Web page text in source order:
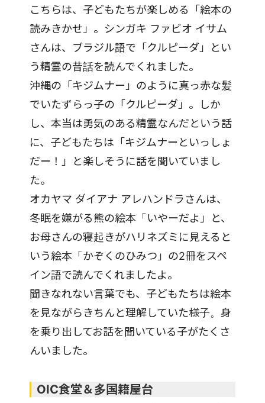
こちらは、子どもたちが楽しめる「絵本の
読みきかせ」。シンガキ ファビオ イサム
さんは、ブラジル語で「クルピーダ」とい
う精霊の昔話を読んでくれました。
沖縄の「キジムナー」のように真っ赤な髪
でいたずらっ子の「クルピーダ」。しか
し、本当は勇気のある精霊なんだという話
に、子どもたちは「キジムナーといっしょ
だー！」と楽しそうに話を聞いていまし
た。
オカヤマ ダイアナ アレハンドラさんは、
冬眠を嫌がる熊の絵本「いやーだよ」と、
お母さんの寝起きがハリネズミに見えると
いう絵本「かぞくのひみつ」の2冊をスペ
イン語で読んでくれましたよ。
聞きなれない言葉でも、子どもたちは絵本
を見ながらきちんと理解していた様子。身
を乗り出してお話を聞いている子がたくさ
んいました。
OIC食堂＆多国籍屋台